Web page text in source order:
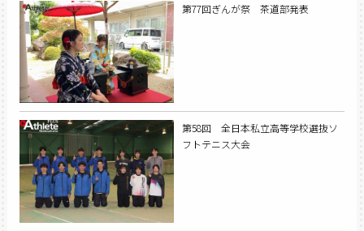
第77回ぎんが祭 茶道部発表
第58回 全日本私立高等学校選抜ソ
フトテニス大会